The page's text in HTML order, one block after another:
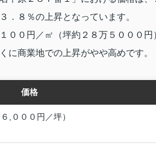
．８％の上昇となっています。
００円／㎡（坪約２８万５０００
に商業地での上昇がやや高めです。
価格
,０００円／坪）